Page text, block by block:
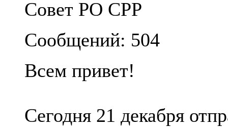
Совет РО СРР
Сообщений: 504
Всем привет!
Сегодня 21 декабря